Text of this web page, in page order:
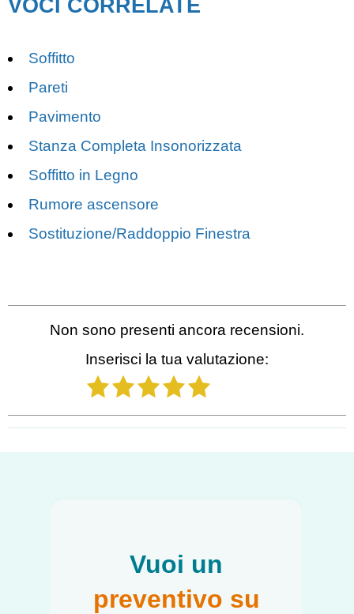
VOCI CORRELATE
Soffitto
Pareti
Pavimento
Stanza Completa Insonorizzata
Soffitto in Legno
Rumore ascensore
Sostituzione/Raddoppio Finestra
Non sono presenti ancora recensioni.
Inserisci la tua valutazione:
1
2 3 4 5
Salta blocco
Vuoi un
preventivo su